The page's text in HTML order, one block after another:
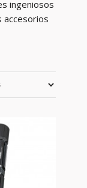
ingeniosos
accesorios